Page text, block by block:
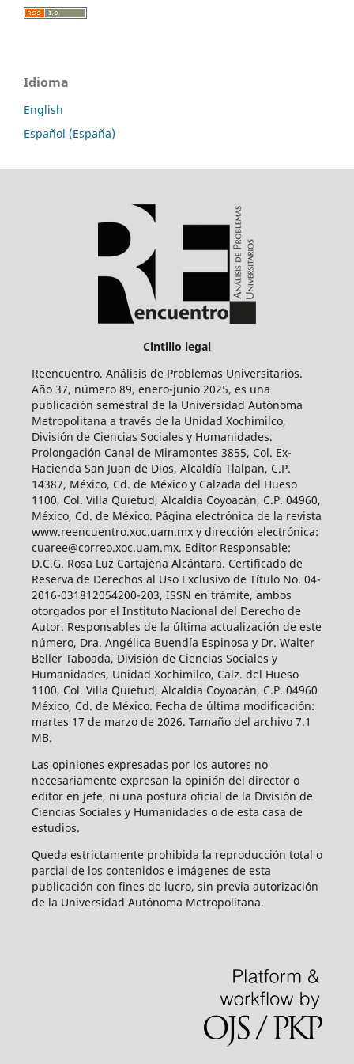
Idioma
English
Español (España)
Cintillo legal
Reencuentro. Análisis de Problemas Universitarios.
Año 37, número 89, enero-junio 2025, es una
publicación semestral de la Universidad Autónoma
Metropolitana a través de la Unidad Xochimilco,
División de Ciencias Sociales y Humanidades.
Prolongación Canal de Miramontes 3855, Col. Ex-
Hacienda San Juan de Dios, Alcaldía Tlalpan, C.P.
14387, México, Cd. de México y Calzada del Hueso
1100, Col. Villa Quietud, Alcaldía Coyoacán, C.P. 04960,
México, Cd. de México. Página electrónica de la revista
www.reencuentro.xoc.uam.mx y dirección electrónica:
cuaree@correo.xoc.uam.mx. Editor Responsable:
D.C.G. Rosa Luz Cartajena Alcántara. Certificado de
Reserva de Derechos al Uso Exclusivo de Título No. 04-
2016-031812054200-203, ISSN en trámite, ambos
otorgados por el Instituto Nacional del Derecho de
Autor. Responsables de la última actualización de este
número, Dra. Angélica Buendía Espinosa y Dr. Walter
Beller Taboada, División de Ciencias Sociales y
Humanidades, Unidad Xochimilco, Calz. del Hueso
1100, Col. Villa Quietud, Alcaldía Coyoacán, C.P. 04960
México, Cd. de México. Fecha de última modificación:
martes 17 de marzo de 2026. Tamaño del archivo 7.1
MB.
Las opiniones expresadas por los autores no
necesariamente expresan la opinión del director o
editor en jefe, ni una postura oficial de la División de
Ciencias Sociales y Humanidades o de esta casa de
estudios.
Queda estrictamente prohibida la reproducción total o
parcial de los contenidos e imágenes de esta
publicación con fines de lucro, sin previa autorización
de la Universidad Autónoma Metropolitana.